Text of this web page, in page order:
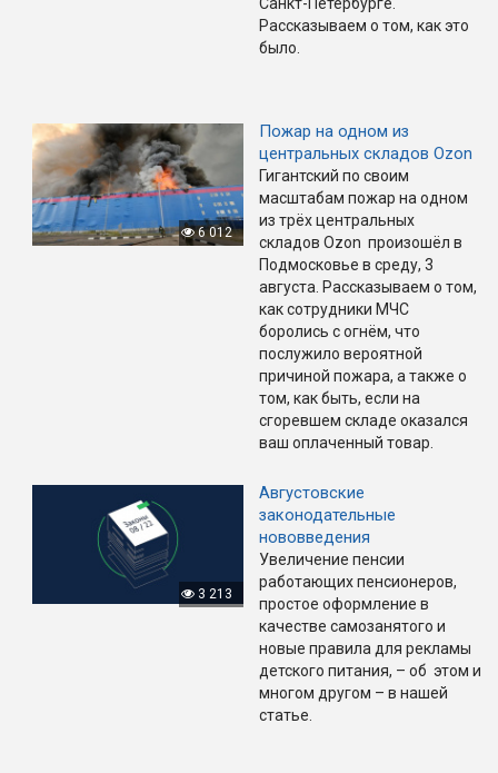
Рассказываем о том, как это
было.
6 012
Пожар на одном из
центральных складов Ozon
Гигантский по своим
масштабам пожар на одном
из трёх центральных
складов Ozon произошёл в
Подмосковье в среду, 3
августа. Рассказываем о том,
как сотрудники МЧС
боролись с огнём, что
послужило вероятной
причиной пожара, а также о
том, как быть, если на
сгоревшем складе оказался
ваш оплаченный товар.
3 213
Августовские
законодательные
нововведения
Увеличение пенсии
работающих пенсионеров,
простое оформление в
качестве самозанятого и
новые правила для рекламы
детского питания, – об этом и
многом другом – в нашей
статье.